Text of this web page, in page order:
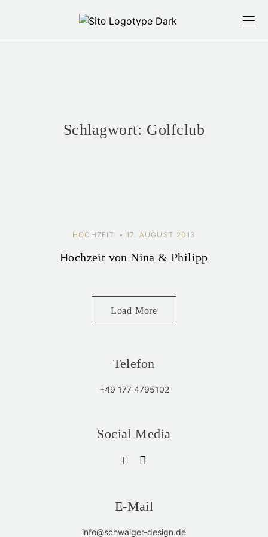
Schlagwort: Golfclub
HOCHZEIT 17. AUGUST 2013
Hochzeit von Nina & Philipp
Load More
Telefon
+49 177 4795102
Social Media
E-Mail
info@schwaiger-design.de